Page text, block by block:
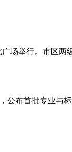
场举行。市区
布首批专业与